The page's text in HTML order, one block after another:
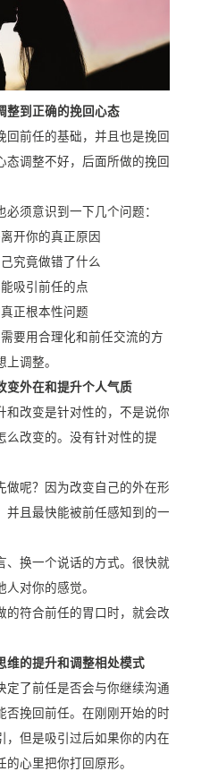
整到正确的挽回心态
前任的基础，并且也是挽回
调整不好，后面所做的挽回
须意识到一下几个问题：
开你的真正原因
究竟做错了什么
吸引前任的点
正根本性问题
要用合理化和前任交流的方
调整。
变外在和提升个人气质
和改变是针对性的，不是说你
么改变的。没有针对性的提
做呢？因为改变自己的外在形
并且最快能被前任感知到的一
、换一个说话的方式。很快就
对你的感觉。
的符合前任的胃口时，就会改
维的提升和调整相处模式
定了前任是否会与你继续沟通
否挽回前任。在刚刚开始的时
，但是吸引过后如果你的内在
心里把你打回原形。